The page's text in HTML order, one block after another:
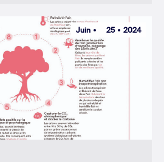
Juin 25 2024